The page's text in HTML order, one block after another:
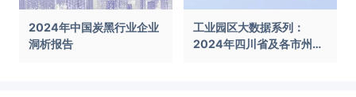
2024年中国炭黑行业企业
洞析报告
工业园区大数据系列：
2024年四川省及各市州工